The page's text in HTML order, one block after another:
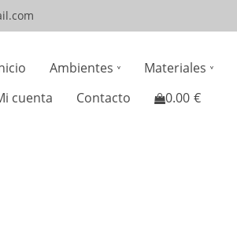
Ambientes Materiales
cuenta
Contacto 0.00 €